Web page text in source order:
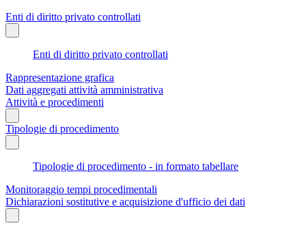
Enti di diritto privato controllati
Enti di diritto privato controllati
Rappresentazione grafica
Dati aggregati attività amministrativa
Attività e procedimenti
Tipologie di procedimento
Tipologie di procedimento - in formato tabellare
Monitoraggio tempi procedimentali
Dichiarazioni sostitutive e acquisizione d'ufficio dei dati